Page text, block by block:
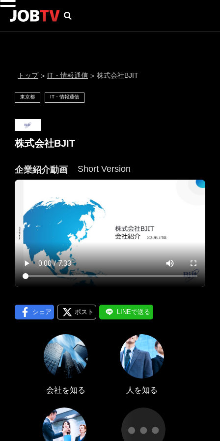
通知設定
メール通知
LINE通知
トップ > IT・情報通信 > 株式会社BJIT
東京都 IT・情報通信
株式会社BJIT
企業紹介動画 Short Version
シェア ポスト LINEで送る
会社を知る 人を知る
にはプロフィール画像のアップロードが必要です
プロフィール編集する ＞
会員登録する
ログインする ＞